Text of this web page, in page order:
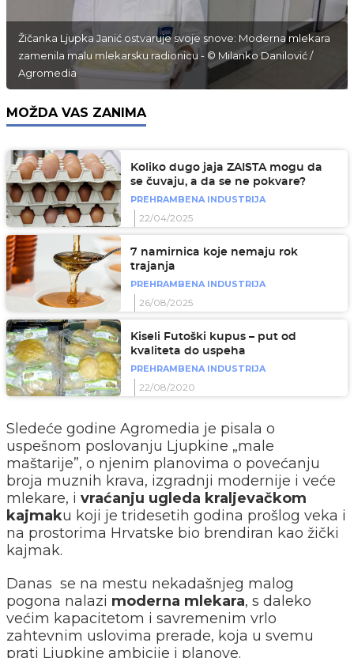
Žičanka Ljupka Janić ostvaruje svoje snove: Moderna mlekara
zamenila malu mlekarsku radionicu - © Milanko Danilović /
Agromedia
MOŽDA VAS ZANIMA
Koliko dugo jaja ZAISTA mogu da
se čuvaju, a da se ne pokvare?
PREHRAMBENA INDUSTRIJA
22/04/2025
7 namirnica koje nemaju rok
trajanja
PREHRAMBENA INDUSTRIJA
26/08/2025
Kiseli Futoški kupus – put od
kvaliteta do uspeha
PREHRAMBENA INDUSTRIJA
22/08/2020
Sledeće godine Agromedia je pisala o
uspešnom poslovanju Ljupkine „male
maštarije”, o njenim planovima o povećanju
broja muznih krava, izgradnji modernije i veće
mlekare, i vraćanju ugleda kraljevačkom
kajmaku koji je tridesetih godina prošlog veka i
na prostorima Hrvatske bio brendiran kao žički
kajmak.
Danas se na mestu nekadašnjeg malog
pogona nalazi moderna mlekara, s daleko
većim kapacitetom i savremenim vrlo
zahtevnim uslovima prerade, koja u svemu
prati Ljupkine ambicije i planove.